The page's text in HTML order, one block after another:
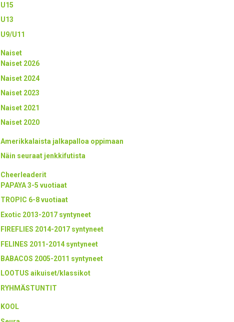
U15
U13
U9/U11
Naiset
Naiset 2026
Naiset 2024
Naiset 2023
Naiset 2021
Naiset 2020
Amerikkalaista jalkapalloa oppimaan
Näin seuraat jenkkifutista
Cheerleaderit
PAPAYA 3-5 vuotiaat
TROPIC 6-8 vuotiaat
Exotic 2013-2017 syntyneet
FIREFLIES 2014-2017 syntyneet
FELINES 2011-2014 syntyneet
BABACOS 2005-2011 syntyneet
LOOTUS aikuiset/klassikot
RYHMÄSTUNTIT
KOOL